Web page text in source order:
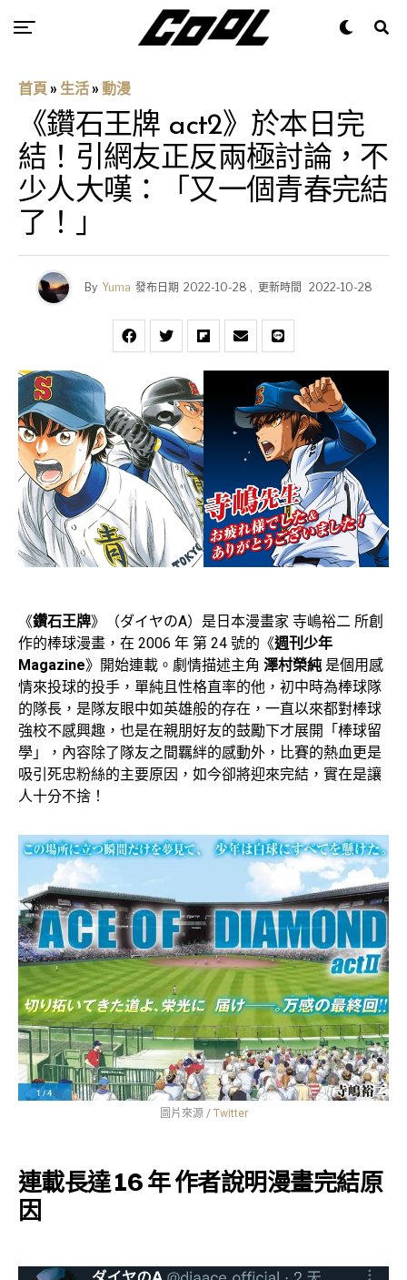
首頁 » 生活 » 動漫
《鑽石王牌 act2》於本日完
結！引網友正反兩極討論，不
少人大嘆：「又一個青春完結
了！」
By Yuma 發布日期 2022-10-28 , 更新時間 2022-10-28
《鑽石王牌》（ダイヤのA）是日本漫畫家 寺嶋裕二 所創
作的棒球漫畫，在 2006 年 第 24 號的《週刊少年
Magazine》開始連載。劇情描述主角 澤村榮純 是個用感
情來投球的投手，單純且性格直率的他，初中時為棒球隊
的隊長，是隊友眼中如英雄般的存在，一直以來都對棒球
強校不感興趣，也是在親朋好友的鼓勵下才展開「棒球留
學」，內容除了隊友之間羈絆的感動外，比賽的熱血更是
吸引死忠粉絲的主要原因，如今卻將迎來完結，實在是讓
人十分不捨！
圖片來源 /Twitter
連載長達 16 年 作者說明漫畫完結原
因